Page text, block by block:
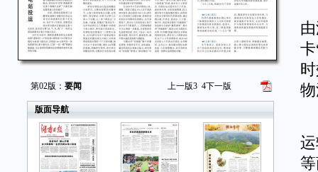
第02版： 要闻 上一版3 4下一版
版面导航